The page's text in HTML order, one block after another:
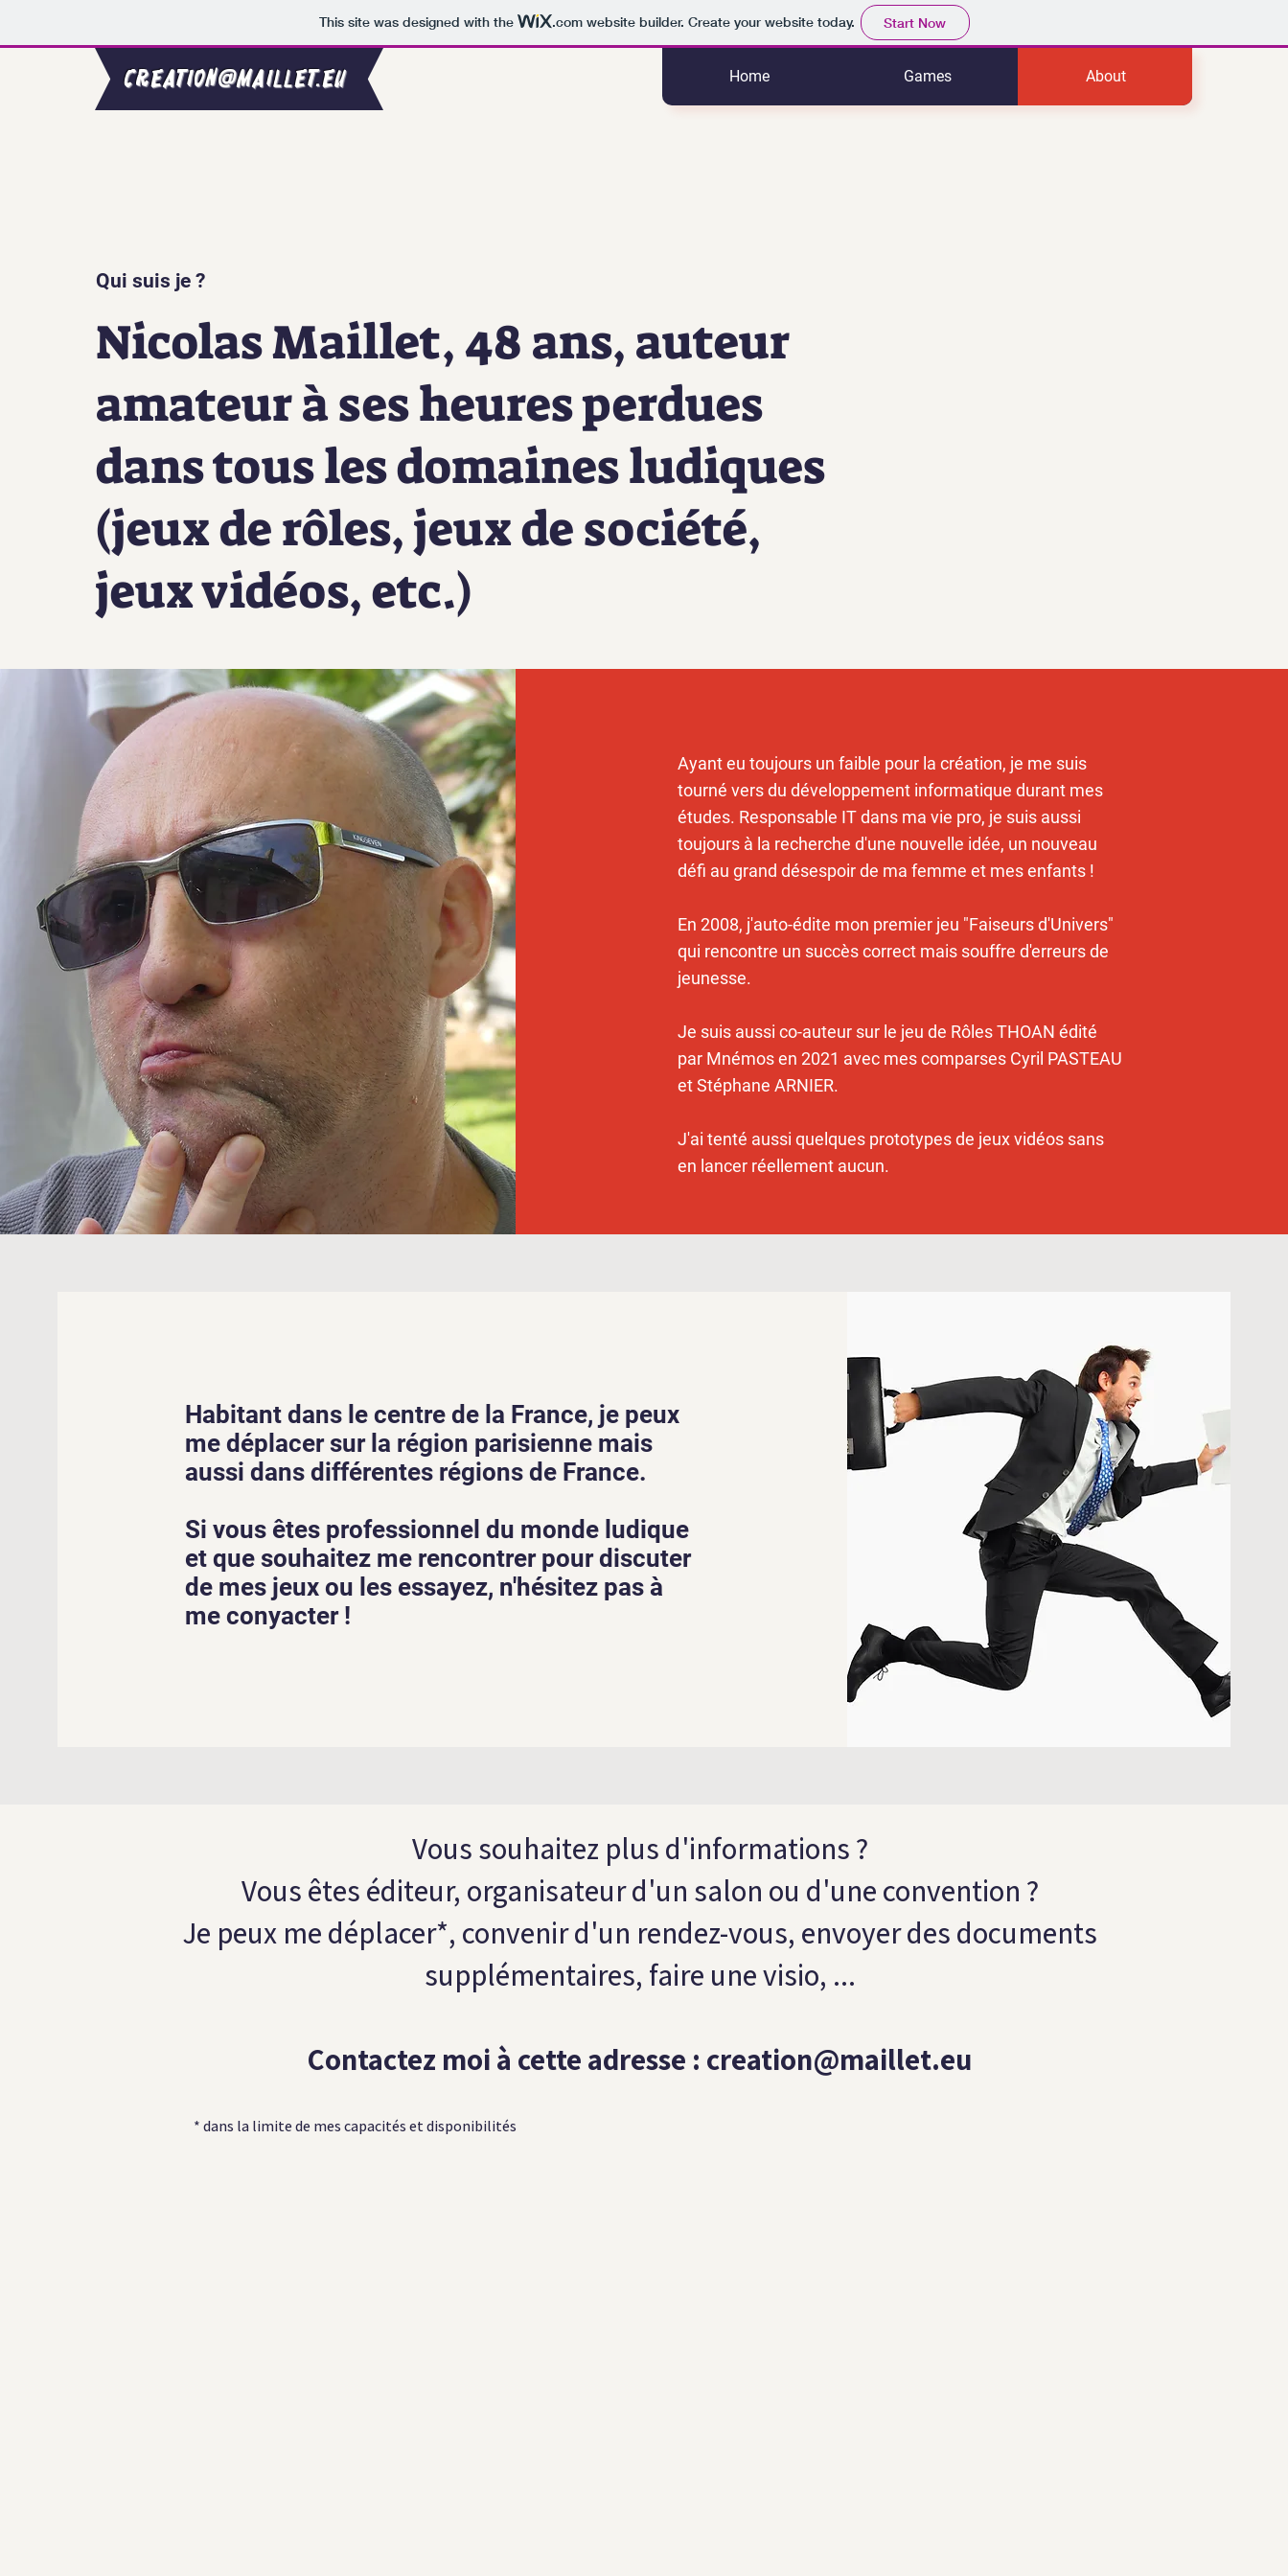
This site was designed with the .comwebsite builder. Create your website today. Start Now
creation@maillet.eu Home Games About
Qui suis je ?
Nicolas Maillet, 48 ans, auteur
amateur à ses heures perdues
dans tous les domaines ludiques
(jeux de rôles, jeux de société,
jeux vidéos, etc.)
Ayant eu toujours un faible pour la création, je me suis
tourné vers du développement informatique durant mes
études. Responsable IT dans ma vie pro, je suis aussi
toujours à la recherche d'une nouvelle idée, un nouveau
défi au grand désespoir de ma femme et mes enfants !
En 2008, j'auto-édite mon premier jeu "Faiseurs d'Univers"
qui rencontre un succès correct mais souffre d'erreurs de
jeunesse.
Je suis aussi co-auteur sur le jeu de Rôles THOAN édité
par Mnémos en 2021 avec mes comparses Cyril PASTEAU
et Stéphane ARNIER.
J'ai tenté aussi quelques prototypes de jeux vidéos sans
en lancer réellement aucun.
Habitant dans le centre de la France, je peux
me déplacer sur la région parisienne mais
aussi dans différentes régions de France.
Si vous êtes professionnel du monde ludique
et que souhaitez me rencontrer pour discuter
de mes jeux ou les essayez, n'hésitez pas à
me conyacter !
Vous souhaitez plus d'informations ?
Vous êtes éditeur, organisateur d'un salon ou d'une convention ?
Je peux me déplacer*, convenir d'un rendez-vous, envoyer des documents
supplémentaires, faire une visio, ...
Contactez moi à cette adresse : creation@maillet.eu
* dans la limite de mes capacités et disponibilités